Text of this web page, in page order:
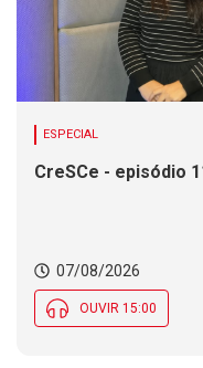
ESPECIAL
CreSCe - episódio
07/08/2026
OUVIR 15:00